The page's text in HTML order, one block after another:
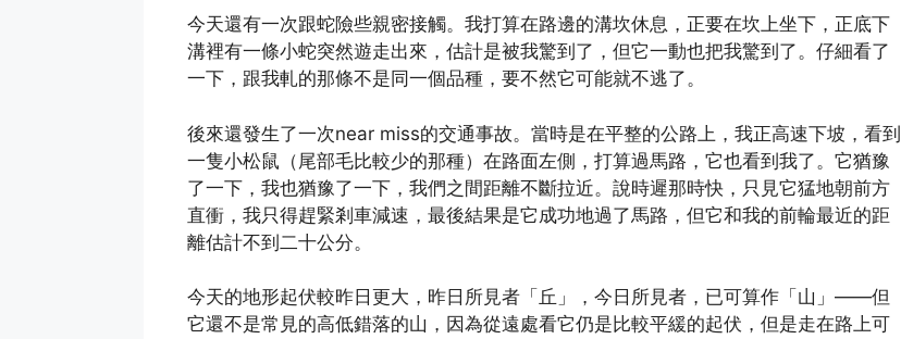
今天還有一次跟蛇險些親密接觸。我打算在路邊的溝坎休息，正要在坎上坐下，正底下
溝裡有一條小蛇突然遊走出來，估計是被我驚到了，但它一動也把我驚到了。仔細看了
一下，跟我軋的那條不是同一個品種，要不然它可能就不逃了。
後來還發生了一次near miss的交通事故。當時是在平整的公路上，我正高速下坡，看到
一隻小松鼠（尾部毛比較少的那種）在路面左側，打算過馬路，它也看到我了。它猶豫
了一下，我也猶豫了一下，我們之間距離不斷拉近。說時遲那時快，只見它猛地朝前方
直衝，我只得趕緊剎車減速，最後結果是它成功地過了馬路，但它和我的前輪最近的距
離估計不到二十公分。
今天的地形起伏較昨日更大，昨日所見者「丘」，今日所見者，已可算作「山」——但
它還不是常見的高低錯落的山，因為從遠處看它仍是比較平緩的起伏，但是走在路上可